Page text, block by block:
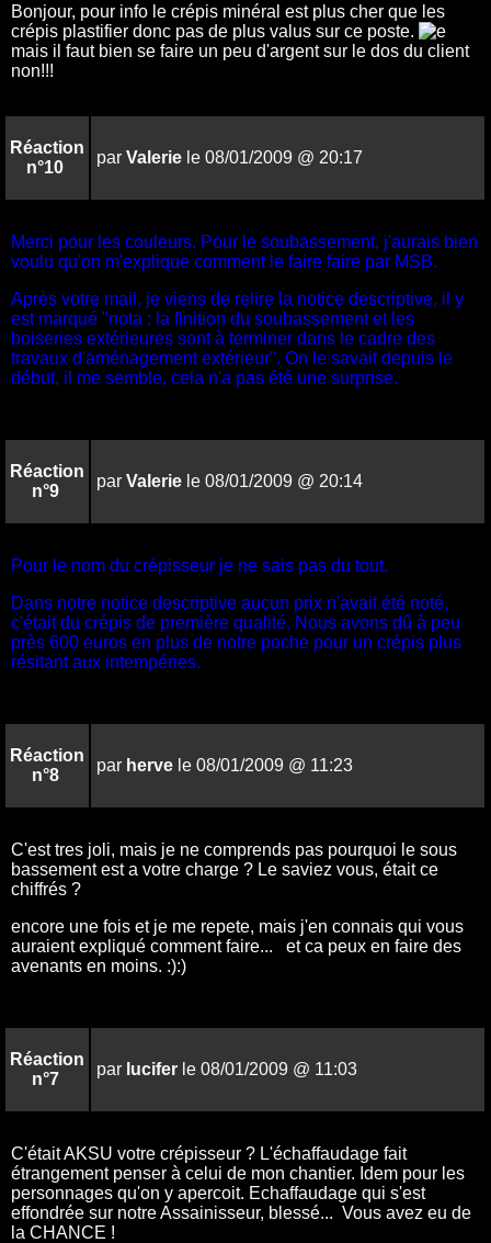
Bonjour, pour info le crépis minéral est plus cher que les
crépis plastifier donc pas de plus valus sur ce poste.
mais il faut bien se faire un peu d'argent sur le dos du client
non!!!
Réaction
n°10
parValerie le 08/01/2009 @ 20:17
Merci pour les couleurs. Pour le soubassement, j'aurais bien
voulu qu'on m'explique comment le faire faire par MSB.
Après votre mail, je viens de relire la notice descriptive, il y
est marqué "nota : la finition du soubassement et les
boiseries extérieures sont à terminer dans le cadre des
travaux d'aménagement extérieur". On le savait depuis le
début, il me semble, cela n'a pas été une surprise.
Réaction
n°9
parValerie le 08/01/2009 @ 20:14
Pour le nom du crépisseur je ne sais pas du tout.
Dans notre notice descriptive aucun prix n'avait été noté,
c'était du crépis de première qualité. Nous avons dû à peu
près 600 euros en plus de notre poche pour un crépis plus
résitant aux intempéries.
Réaction
n°8
par herve le 08/01/2009 @ 11:23
C'est tres joli, mais je ne comprends pas pourquoi le sous
bassement est a votre charge ? Le saviez vous, était ce
chiffrés ?
encore une fois et je me repete, mais j'en connais qui vous
auraient expliqué comment faire... et ca peux en faire des
avenants en moins. :):)
Réaction
n°7
par lucifer le 08/01/2009 @ 11:03
C'était AKSU votre crépisseur ? L'échaffaudage fait
étrangement penser à celui de mon chantier. Idem pour les
personnages qu'on y apercoit. Echaffaudage qui s'est
effondrée sur notre Assainisseur, blessé... Vous avez eu de
la CHANCE !